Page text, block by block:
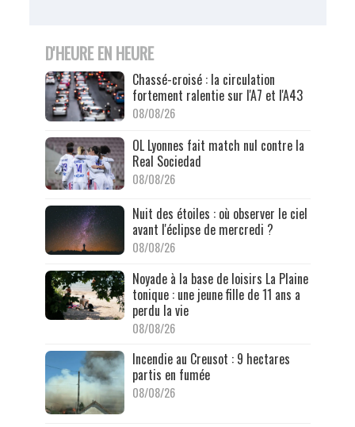
D'HEURE EN HEURE
Chassé-croisé : la circulation
fortement ralentie sur l'A7 et l'A43
08/08/26
OL Lyonnes fait match nul contre la
Real Sociedad
08/08/26
Nuit des étoiles : où observer le ciel
avant l'éclipse de mercredi ?
08/08/26
Noyade à la base de loisirs La Plaine
tonique : une jeune fille de 11 ans a
perdu la vie
08/08/26
Incendie au Creusot : 9 hectares
partis en fumée
08/08/26